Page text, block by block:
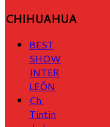
CHIHUAHUA
BEST
SHOW
INTER
LEÓN
Ch.
Tintin